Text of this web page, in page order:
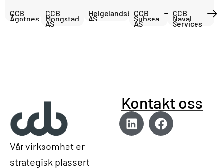
CCB
Ågotnes
CCB
Mongstad
AS
Helgelandsbase
AS
CCB
Subsea
AS
CCB
Naval
Services
Vår virksomhet er
strategisk plassert
Kontakt oss